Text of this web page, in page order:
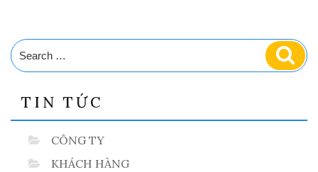
Search
for:
TIN TỨC
CÔNG TY
KHÁCH HÀNG